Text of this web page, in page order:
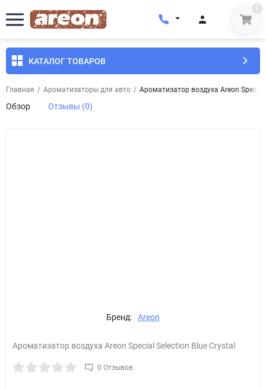
0
КАТАЛОГ ТОВАРОВ
Главная / Ароматизаторы для авто / Ароматизатор воздуха Areon Special
Обзор Отзывы (0)
Бренд: Areon
Ароматизатор воздуха Areon Special Selection Blue Crystal
0 Отзывов